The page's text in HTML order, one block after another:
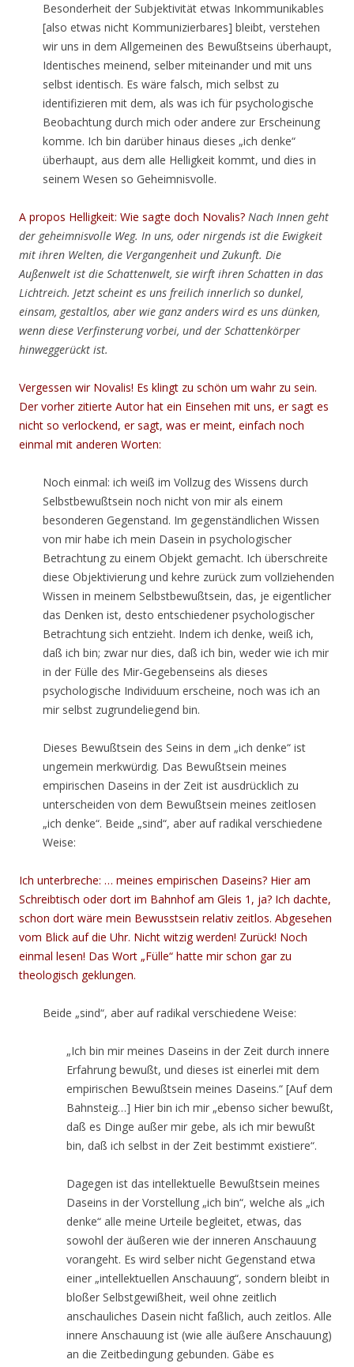
Besonderheit der Subjektivität etwas Inkommunikables
[also etwas nicht Kommunizierbares] bleibt, verstehen
wir uns in dem Allgemeinen des Bewußtseins überhaupt,
Identisches meinend, selber miteinander und mit uns
selbst identisch. Es wäre falsch, mich selbst zu
identifizieren mit dem, als was ich für psychologische
Beobachtung durch mich oder andere zur Erscheinung
komme. Ich bin darüber hinaus dieses „ich denke“
überhaupt, aus dem alle Helligkeit kommt, und dies in
seinem Wesen so Geheimnisvolle.
A propos Helligkeit: Wie sagte doch Novalis? Nach Innen geht
der geheimnisvolle Weg. In uns, oder nirgends ist die Ewigkeit
mit ihren Welten, die Vergangenheit und Zukunft. Die
Außenwelt ist die Schattenwelt, sie wirft ihren Schatten in das
Lichtreich. Jetzt scheint es uns freilich innerlich so dunkel,
einsam, gestaltlos, aber wie ganz anders wird es uns dünken,
wenn diese Verfinsterung vorbei, und der Schattenkörper
hinweggerückt ist.
Vergessen wir Novalis! Es klingt zu schön um wahr zu sein.
Der vorher zitierte Autor hat ein Einsehen mit uns, er sagt es
nicht so verlockend, er sagt, was er meint, einfach noch
einmal mit anderen Worten:
Noch einmal: ich weiß im Vollzug des Wissens durch
Selbstbewußtsein noch nicht von mir als einem
besonderen Gegenstand. Im gegenständlichen Wissen
von mir habe ich mein Dasein in psychologischer
Betrachtung zu einem Objekt gemacht. Ich überschreite
diese Objektivierung und kehre zurück zum vollziehenden
Wissen in meinem Selbstbewußtsein, das, je eigentlicher
das Denken ist, desto entschiedener psychologischer
Betrachtung sich entzieht. Indem ich denke, weiß ich,
daß ich bin; zwar nur dies, daß ich bin, weder wie ich mir
in der Fülle des Mir-Gegebenseins als dieses
psychologische Individuum erscheine, noch was ich an
mir selbst zugrundeliegend bin.
Dieses Bewußtsein des Seins in dem „ich denke“ ist
ungemein merkwürdig. Das Bewußtsein meines
empirischen Daseins in der Zeit ist ausdrücklich zu
unterscheiden von dem Bewußtsein meines zeitlosen
„ich denke“. Beide „sind“, aber auf radikal verschiedene
Weise:
Ich unterbreche: … meines empirischen Daseins? Hier am
Schreibtisch oder dort im Bahnhof am Gleis 1, ja? Ich dachte,
schon dort wäre mein Bewusstsein relativ zeitlos. Abgesehen
vom Blick auf die Uhr. Nicht witzig werden! Zurück! Noch
einmal lesen! Das Wort „Fülle“ hatte mir schon gar zu
theologisch geklungen.
Beide „sind“, aber auf radikal verschiedene Weise:
„Ich bin mir meines Daseins in der Zeit durch innere
Erfahrung bewußt, und dieses ist einerlei mit dem
empirischen Bewußtsein meines Daseins.“ [Auf dem
Bahnsteig…] Hier bin ich mir „ebenso sicher bewußt,
daß es Dinge außer mir gebe, als ich mir bewußt
bin, daß ich selbst in der Zeit bestimmt existiere“.
Dagegen ist das intellektuelle Bewußtsein meines
Daseins in der Vorstellung „ich bin“, welche als „ich
denke“ alle meine Urteile begleitet, etwas, das
sowohl der äußeren wie der inneren Anschauung
vorangeht. Es wird selber nicht Gegenstand etwa
einer „intellektuellen Anschauung“, sondern bleibt in
bloßer Selbstgewißheit, weil ohne zeitlich
anschauliches Dasein nicht faßlich, auch zeitlos. Alle
innere Anschauung ist (wie alle äußere Anschauung)
an die Zeitbedingung gebunden. Gäbe es